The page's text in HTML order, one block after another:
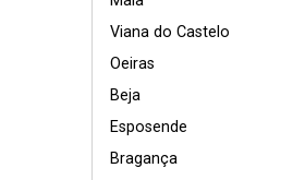
Viana do Castelo
Oeiras
Beja
Esposende
Bragança